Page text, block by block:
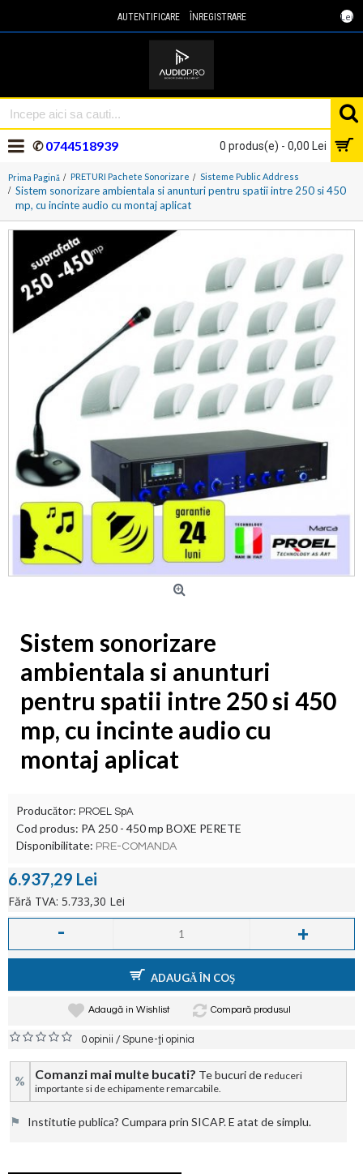
Lei
AUTENTIFICARE ÎNREGISTRARE
0 produs(e) - 0,00 Lei
✆0744518939
Prima Pagină PRETURI Pachete Sonorizare Sisteme Public Address
Sistem sonorizare ambientala si anunturi pentru spatii intre 250 si 450
mp, cu incinte audio cu montaj aplicat
Sistem sonorizare
ambientala si anunturi
pentru spatii intre 250 si 450
mp, cu incinte audio cu
montaj aplicat
Producător: PROEL SpA
Cod produs: PA 250 - 450 mp BOXE PERETE
Disponibilitate: PRE-COMANDA
6.937,29 Lei
Fără TVA: 5.733,30 Lei
- +
ADAUGĂ ÎN COŞ
Adaugă in Wishlist Compară produsul
0 opinii /Spune-ţi opinia
% Comanzi mai multe bucati? Te bucuri de reduceri
importante si de echipamente remarcabile.
⚑ Institutie publica? Cumpara prin SICAP. E atat de simplu.